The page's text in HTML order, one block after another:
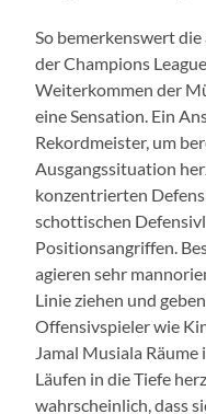
So bemerkenswert
der Champions
Weiterkommen der
eine Sensation. Ein
Rekordmeister, um
Ausgangssituation
konzentrierten
schottischen
Positionsangriffen.
agieren sehr
Linie ziehen und
Offensivspieler wie
Jamal Musiala
Läufen in die Tiefe
wahrscheinlich, dass